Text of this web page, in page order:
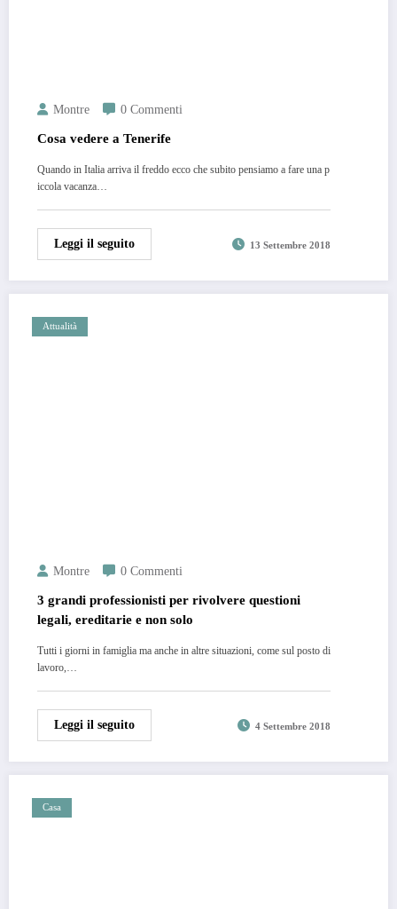
Montre 0 Commenti
Cosa vedere a Tenerife
Quando in Italia arriva il freddo ecco che subito pensiamo a fare una p
iccola vacanza…
Leggi il seguito 13 Settembre 2018
Attualità
Montre 0 Commenti
3 grandi professionisti per rivolvere questioni
legali, ereditarie e non solo
Tutti i giorni in famiglia ma anche in altre situazioni, come sul posto di
lavoro,…
Leggi il seguito 4 Settembre 2018
Casa